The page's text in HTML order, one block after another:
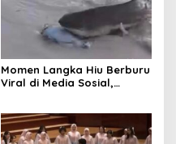
Momen Langka Hiu Berburu
Viral di Media Sosial,